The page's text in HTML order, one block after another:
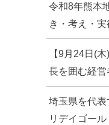
令和8年熊本
き・考え・
【9月24日(
長を囲む経
埼玉県を代
リデイゴー